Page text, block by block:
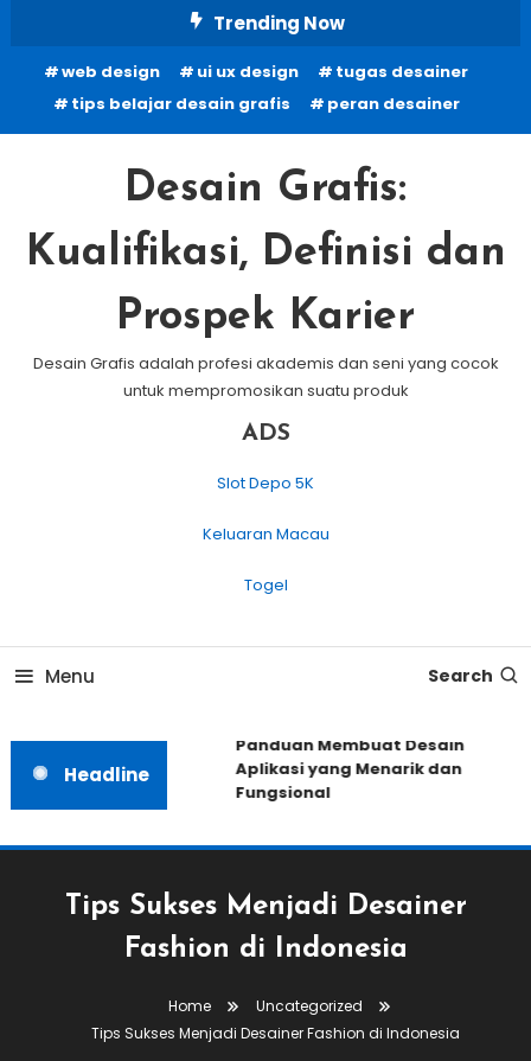
Content
Trending Now
web design ui ux design
tugas desainer
tips belajar desain grafis
peran desainer
Desain Grafis:
Kualifikasi, Definisi dan
Prospek Karier
Desain Grafis adalah profesi akademis dan seni yang cocok
untuk mempromosikan suatu produk
ADS
Slot Depo 5K
Keluaran Macau
Togel
Menu Search
Headline
Panduan Membuat Desain
Aplikasi yang Menarik dan
Fungsional
Tips Sukses Menjadi Desainer
Fashion di Indonesia
Home
Uncategorized
Tips Sukses Menjadi Desainer Fashion di Indonesia